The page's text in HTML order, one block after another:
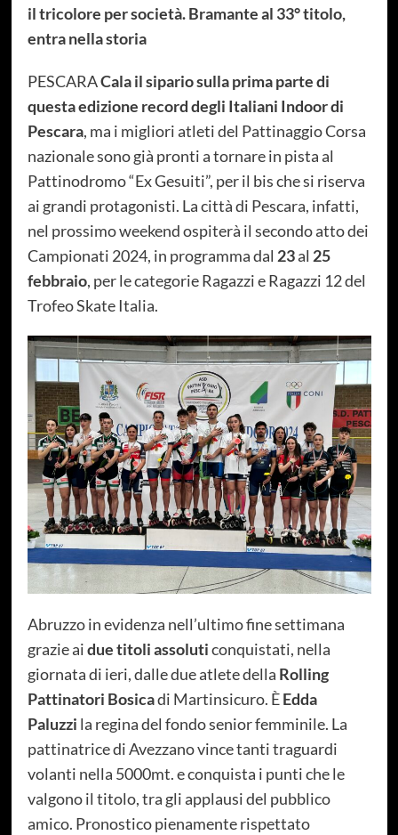
il tricolore per società. Bramante al 33° titolo,
entra nella storia
PESCARACala il sipario sulla prima parte di
questa edizione record degli Italiani Indoor di
Pescara, ma i migliori atleti del Pattinaggio Corsa
nazionale sono già pronti a tornare in pista al
Pattinodromo “Ex Gesuiti”, per il bis che si riserva
ai grandi protagonisti. La città di Pescara, infatti,
nel prossimo weekend ospiterà il secondo atto dei
Campionati 2024, in programma dal 23al 25
febbraio, per le categorie Ragazzi e Ragazzi 12 del
Trofeo Skate Italia.
Abruzzo in evidenza nell’ultimo fine settimana
grazie aidue titoli assoluticonquistati, nella
giornata di ieri, dalle due atlete della Rolling
Pattinatori Bosicadi Martinsicuro. ÈEdda
Paluzzi la regina del fondo senior femminile. La
pattinatrice di Avezzano vince tanti traguardi
volanti nella 5000mt. e conquista i punti che le
valgono il titolo, tra gli applausi del pubblico
amico. Pronostico pienamente rispettato